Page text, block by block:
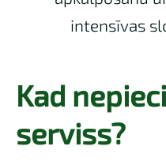
intensīvas
Kad
serviss?